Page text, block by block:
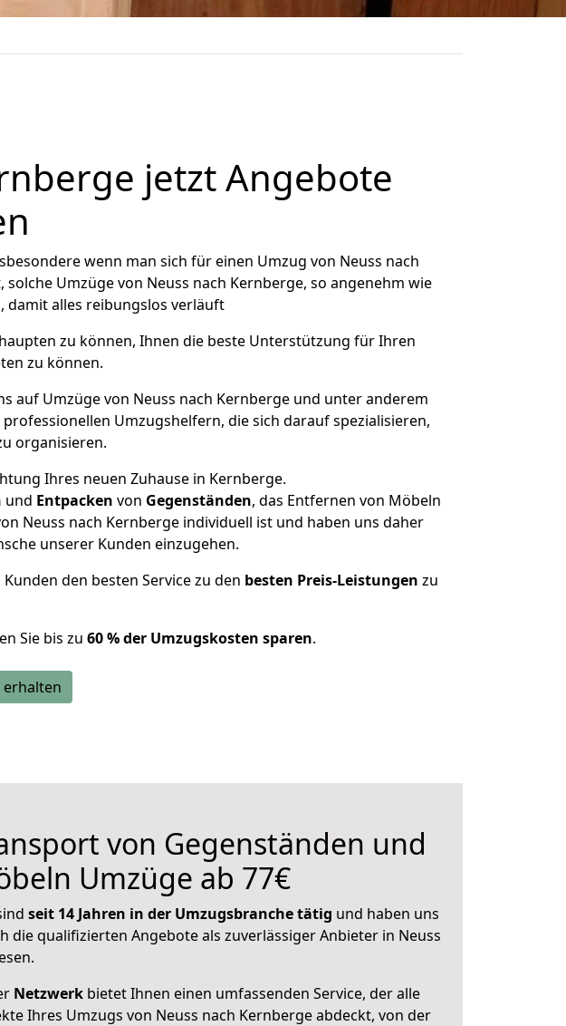
jetzt Angebote
wenn man sich für einen Umzug von Neuss nach
Umzüge von Neuss nach Kernberge, so angenehm wie
, damit alles reibungslos verläuft
zu können, Ihnen die beste Unterstützung für Ihren
zu können.
auf Umzüge von Neuss nach Kernberge und unter anderem
Umzugshelfern, die sich darauf spezialisieren,
organisieren.
Ihres neuen Zuhause in Kernberge.
und Entpacken von Gegenständen, das Entfernen von Möbeln
Neuss nach Kernberge individuell ist und haben uns daher
unserer Kunden einzugehen.
den besten Service zu den besten Preis-Leistungen zu
Sie bis zu 60 % der Umzugskosten sparen.
erhalten
von Gegenständen und
Umzüge ab 77€
seit 14 Jahren in der Umzugsbranche tätig und haben uns
die qualifizierten Angebote als zuverlässiger Anbieter in Neuss
Netzwerk bietet Ihnen einen umfassenden Service, der alle
Ihres Umzugs von Neuss nach Kernberge abdeckt, von der